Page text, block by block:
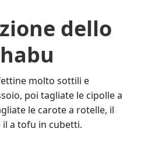
dello
molto sottili e
poi tagliate le cipolle a
le carote a rotelle, il
il a tofu in cubetti.